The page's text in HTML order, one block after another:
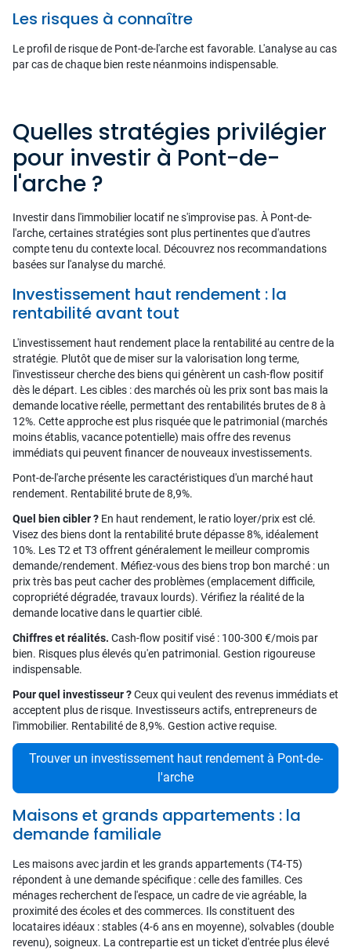
Les risques à connaître
Le profil de risque de Pont-de-l'arche est favorable. L'analyse au cas
par cas de chaque bien reste néanmoins indispensable.
Quelles stratégies privilégier
pour investir à Pont-de-
l'arche ?
Investir dans l'immobilier locatif ne s'improvise pas. À Pont-de-
l'arche, certaines stratégies sont plus pertinentes que d'autres
compte tenu du contexte local. Découvrez nos recommandations
basées sur l'analyse du marché.
Investissement haut rendement : la
rentabilité avant tout
L'investissement haut rendement place la rentabilité au centre de la
stratégie. Plutôt que de miser sur la valorisation long terme,
l'investisseur cherche des biens qui génèrent un cash-flow positif
dès le départ. Les cibles : des marchés où les prix sont bas mais la
demande locative réelle, permettant des rentabilités brutes de 8 à
12%. Cette approche est plus risquée que le patrimonial (marchés
moins établis, vacance potentielle) mais offre des revenus
immédiats qui peuvent financer de nouveaux investissements.
Pont-de-l'arche présente les caractéristiques d'un marché haut
rendement. Rentabilité brute de 8,9%.
Quel bien cibler ? En haut rendement, le ratio loyer/prix est clé.
Visez des biens dont la rentabilité brute dépasse 8%, idéalement
10%. Les T2 et T3 offrent généralement le meilleur compromis
demande/rendement. Méfiez-vous des biens trop bon marché : un
prix très bas peut cacher des problèmes (emplacement difficile,
copropriété dégradée, travaux lourds). Vérifiez la réalité de la
demande locative dans le quartier ciblé.
Chiffres et réalités. Cash-flow positif visé : 100-300 €/mois par
bien. Risques plus élevés qu'en patrimonial. Gestion rigoureuse
indispensable.
Pour quel investisseur ?Ceux qui veulent des revenus immédiats et
acceptent plus de risque. Investisseurs actifs, entrepreneurs de
l'immobilier. Rentabilité de 8,9%. Gestion active requise.
Trouver un investissement haut rendement à Pont-de-
l'arche
Maisons et grands appartements : la
demande familiale
Les maisons avec jardin et les grands appartements (T4-T5)
répondent à une demande spécifique : celle des familles. Ces
ménages recherchent de l'espace, un cadre de vie agréable, la
proximité des écoles et des commerces. Ils constituent des
locataires idéaux : stables (4-6 ans en moyenne), solvables (double
revenu), soigneux. La contrepartie est un ticket d'entrée plus élevé